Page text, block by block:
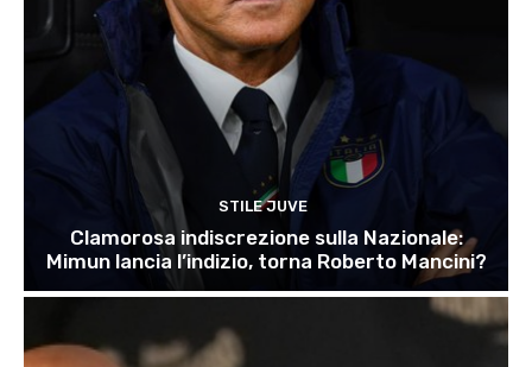
STILE JUVE
Clamorosa indiscrezione sulla Nazionale:
Mimun lancia l’indizio, torna Roberto Mancini?